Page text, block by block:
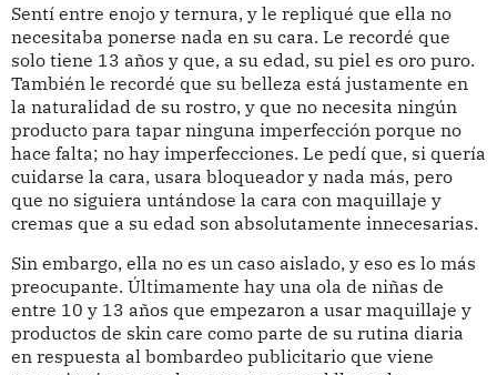
Sentí entre enojo y ternura, y le repliqué que ella no
necesitaba ponerse nada en su cara. Le recordé que
solo tiene 13 años y que, a su edad, su piel es oro puro.
También le recordé que su belleza está justamente en
la naturalidad de su rostro, y que no necesita ningún
producto para tapar ninguna imperfección porque no
hace falta; no hay imperfecciones. Le pedí que, si quería
cuidarse la cara, usara bloqueador y nada más, pero
que no siguiera untándose la cara con maquillaje y
cremas que a su edad son absolutamente innecesarias.
Sin embargo, ella no es un caso aislado, y eso es lo más
preocupante. Últimamente hay una ola de niñas de
entre 10 y 13 años que empezaron a usar maquillaje y
productos de skin care como parte de su rutina diaria
en respuesta al bombardeo publicitario que viene